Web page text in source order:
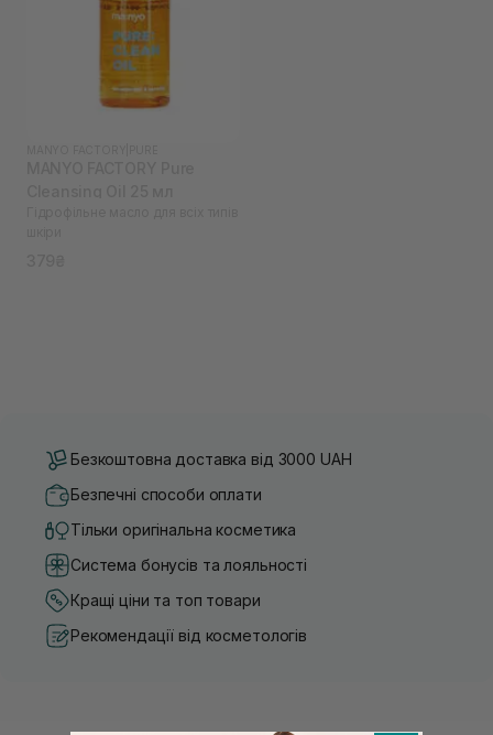
Безкоштовна доставка від 3000 UAH
Безпечні способи оплати
Тільки оригінальна косметика
Система бонусів та лояльності
Кращі ціни та топ товари
Рекомендації від косметологів